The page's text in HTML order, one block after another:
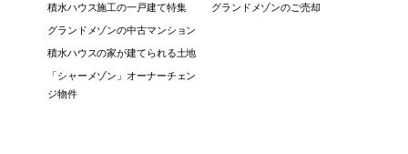
積水ハウス施工の一戸建て特集
グランドメゾンの中古マンション
積水ハウスの家が建てられる土地
「シャーメゾン」オーナーチェン
ジ物件
グランドメゾンのご売却